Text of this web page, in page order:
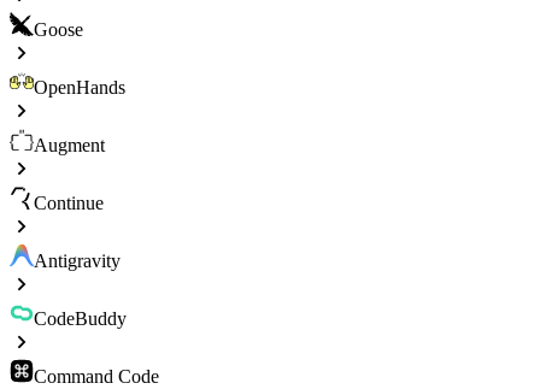
Goose
OpenHands
Augment
Continue
Antigravity
CodeBuddy
Command Code